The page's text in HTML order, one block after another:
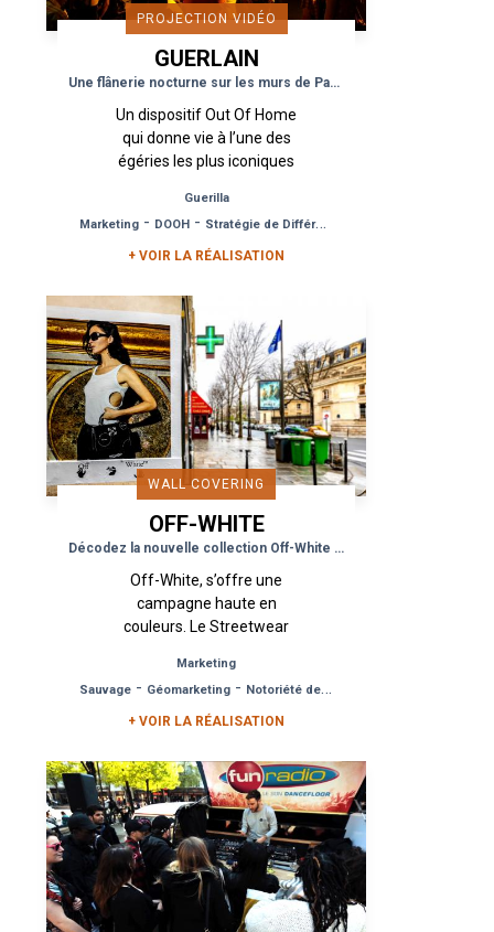
PROJECTION VIDÉO
GUERLAIN
Une flânerie nocturne sur les murs de Paris
Un dispositif Out Of Home
qui donne vie à l’une des
égéries les plus iconiques
Ce n’est ni une star de
cinéma ou une chanteuse
mais le...
Guerilla
Marketing - DOOH - Stratégie de Différenciation
+ VOIR LA RÉALISATION
WALL COVERING
OFF-WHITE
Décodez la nouvelle collection Off-White c/o Virgil Abloh
Off-White, s’offre une
campagne haute en
couleurs. Le Streetwear
Marketing s’associent pour
la campagne Off-White
durant la Fashion Week...
Marketing
Sauvage - Géomarketing - Notoriété de Marque
+ VOIR LA RÉALISATION